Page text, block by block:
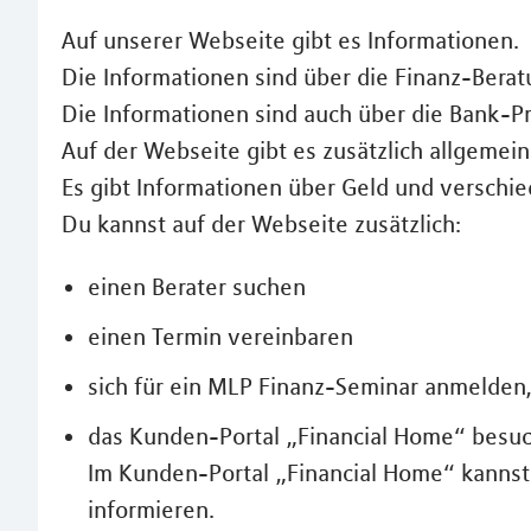
Auf unserer Webseite gibt es Informationen.
Die Informationen sind über die Finanz-
Die Informationen sind auch über die Bank-
Auf der Webseite gibt es zusätzlich
Es gibt Informationen über Geld und
Du kannst auf der Webseite zusätzlich:
einen Berater suchen
einen Termin vereinbaren
sich für ein MLP Finanz-Seminar
das Kunden-Portal „Financial Home“
Im Kunden-Portal „Financial Home“
informieren.